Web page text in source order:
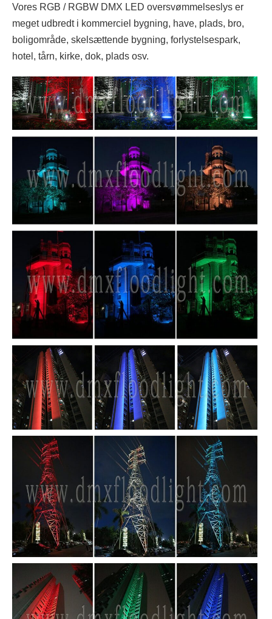
Vores RGB / RGBW DMX LED oversvømmelseslys er
meget udbredt i kommerciel bygning, have, plads, bro,
boligområde, skelsættende bygning, forlystelsespark,
hotel, tårn, kirke, dok, plads osv.